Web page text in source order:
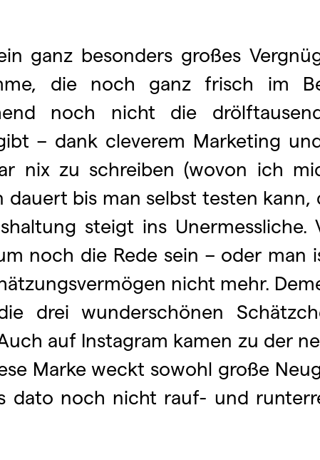
ganz besonders großes
die noch ganz frisch im
noch nicht die
– dank cleverem Marketing
nix zu schreiben (wovon ich
dauert bis man selbst testen
steigt ins
noch die Rede sein – oder
nicht mehr.
drei wunderschönen
auf Instagram kamen zu der
Marke weckt sowohl große
dato noch nicht rauf- und